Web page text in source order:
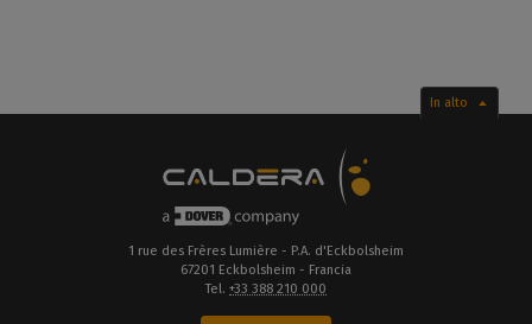
In alto
1 rue des Frères Lumière - P.A. d'Eckbolsheim
67201 Eckbolsheim - Francia
Tel. +33 388 210 000